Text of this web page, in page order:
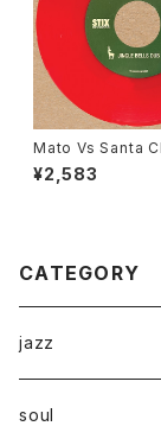
Mato Vs Santa
le Bells Dub /
Dub "7"
¥2,583
CATEGORY
jazz
soul